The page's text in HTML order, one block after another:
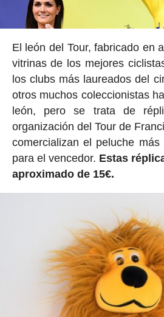
El león del Tour, fabricado en
vitrinas de los mejores
los clubs más laureados del
otros muchos coleccionistas
león, pero se trata de
organización del Tour de
comercializan el peluche
para el vencedor. Estas
aproximado de 15€.